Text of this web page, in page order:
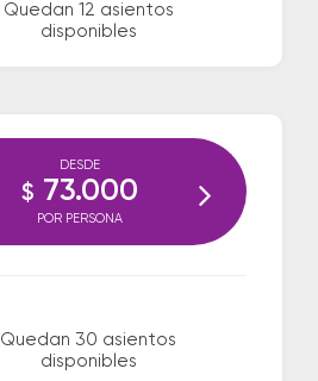
Quedan 12 asientos
disponibles
Quedan 30 asientos
disponibles
DESDE
$ 73.000
POR PERSONA